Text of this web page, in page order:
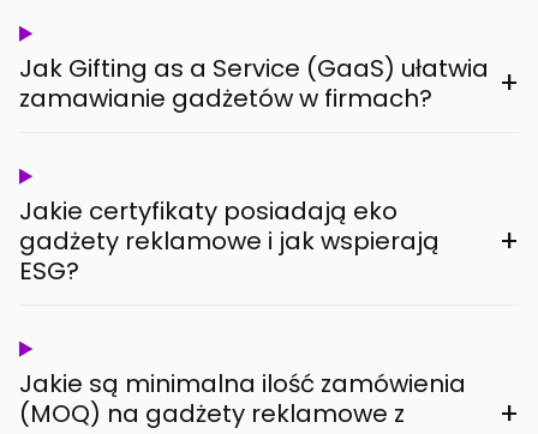
Jak Gifting as a Service (GaaS) ułatwia
zamawianie gadżetów w firmach?
+
Jakie certyfikaty posiadają eko
gadżety reklamowe i jak wspierają
ESG?
+
Jakie są minimalna ilość zamówienia
(MOQ) na gadżety reklamowe z
+